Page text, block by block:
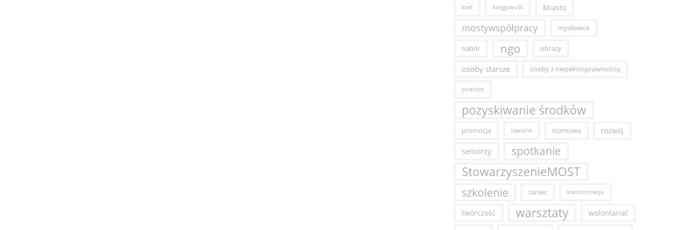
ksef księgowość Miasto
mostywspółpracy mysłowice
nabór ngo obrazy
osoby starsze osoby z niepełnosprawnością
podróże
pozyskiwanie środków
promocja rawaink rozmowa rozwój
seniorzy spotkanie
StowarzyszenieMOST
szkolenie taniec transformacja
twórczość warsztaty wolontariat